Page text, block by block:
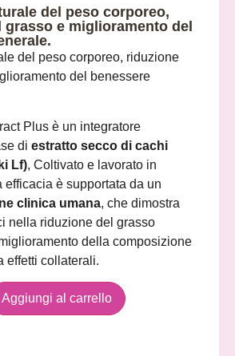
del peso corporeo,
grasso e miglioramento del
del peso corporeo, riduzione
del benessere
Plus è un integratore
di estratto secco di cachi
Lf), Coltivato e lavorato in
efficacia è supportata da un
clinica umana, che dimostra
nella riduzione del grasso
della composizione
effetti collaterali.
Aggiungi al carrello